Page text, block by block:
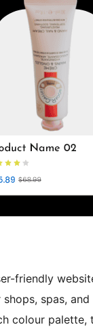
friendly
spas,
colour palette,